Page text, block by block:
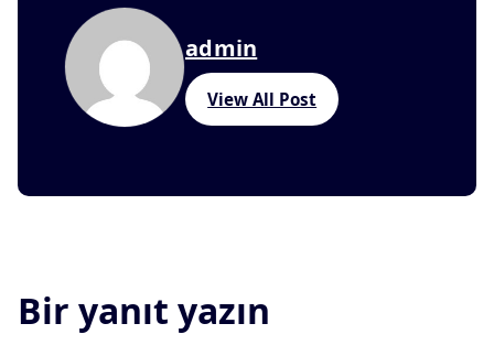
admin
View All Post
Bir yanıt yazın